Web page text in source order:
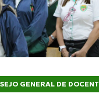
GENERAL DE